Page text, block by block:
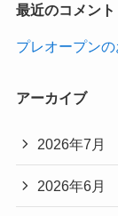
最近のコメント
プレオープン
アーカイブ
2026年7月
2026年6月